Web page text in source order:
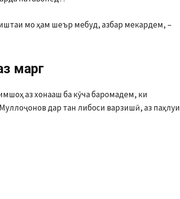
мо ҳам шеър мебуд, азбар мекардем, –
марг
аз хонааш ба кӯча баромадем, ки
дар тан либоси варзишӣ, аз паҳлуи